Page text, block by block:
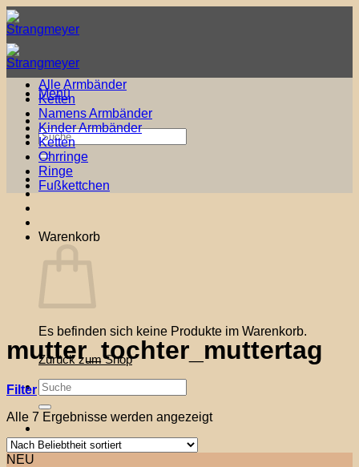
Zum
Inhalt
springen
Menü
Suche
nach:
Warenkorb
Es befinden sich keine Produkte im Warenkorb.
Zurück zum Shop
Suche
nach:
Alle Armbänder
Ketten
Namens Armbänder
Kinder Armbänder
Ketten
Ohrringe
Ringe
Fußkettchen
mutter_tochter_muttertag
Filter
Alle 7 Ergebnisse werden angezeigtNach
NEU